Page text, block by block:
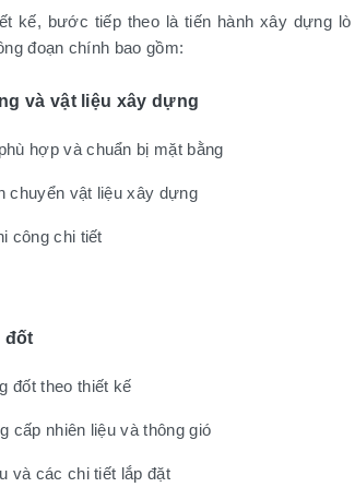
kế, bước tiếp theo là tiến hành xây dựng
đoạn chính bao gồm:
và vật liệu xây dựng
hợp và chuẩn bị mặt bằng
chuyển vật liệu xây dựng
công chi tiết
đốt
đốt theo thiết kế
cấp nhiên liệu và thông gió
và các chi tiết lắp đặt